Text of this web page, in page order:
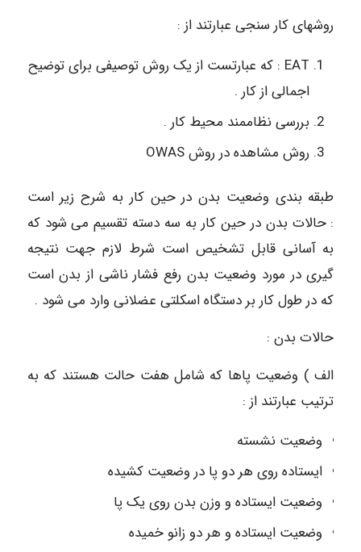
روشهای کار سنجی عبارتند از :
EAT : که عبارتست از یک روش توصیفی برای توضیح
اجمالی از کار .
بررسی نظاممند محیط کار .
روش مشاهده در روش OWAS
طبقه بندی وضعیت بدن در حین کار به شرح زیر است
: حالات بدن در حین کار به سه دسته تقسیم می شود که
به آسانی قابل تشخیص است شرط لازم جهت نتیجه
گیری در مورد وضعیت بدن رفع فشار ناشی از بدن است
که در طول کار بر دستگاه اسکلتی عضلانی وارد می شود .
حالات بدن :
الف ) وضعیت پاها که شامل هفت حالت هستند که به
ترتیب عبارتند از :
وضعیت نشسته
ایستاده روی هر دو پا در وضعیت کشیده
وضعیت ایستاده و وزن بدن روی یک پا
وضعیت ایستاده و هر دو زانو خمیده